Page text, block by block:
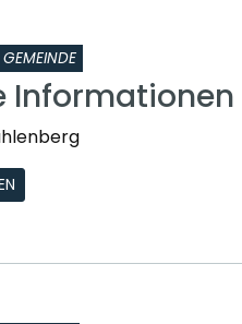
GEMEINDE